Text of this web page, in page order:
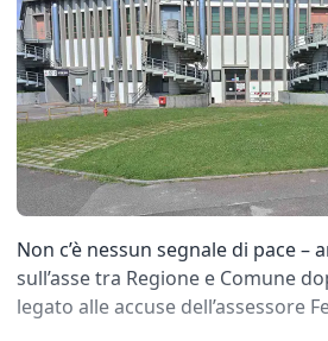
Non c’è nessun segnale di pace –
sull’asse tra Regione e Comune
legato alle accuse dell’assessore